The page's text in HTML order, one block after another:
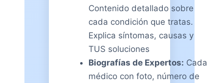
Contenido detallado sobre
cada condición que tratas.
Explica síntomas, causas y
TUS soluciones
Biografías de Expertos: Cada
médico con foto, número de